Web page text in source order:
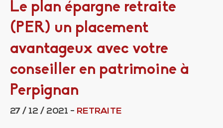
Le plan épargne retraite
(PER) un placement
avantageux avec votre
conseiller en patrimoine à
Perpignan
27 / 12 / 2021 - RETRAITE